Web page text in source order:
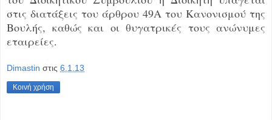
στις διατάξεις του άρθρου 49Α του Κανονισμού της
Βουλής, καθώς και οι θυγατρικές τους ανώνυμες
εταιρείες.
Dimastin στις 6.1.13
Κοινή χρήση